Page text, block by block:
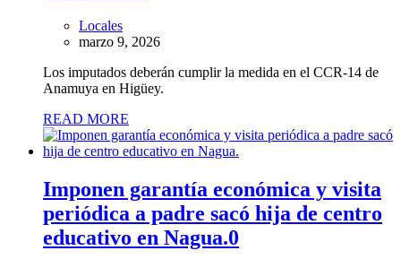
Locales
marzo 9, 2026
Los imputados deberán cumplir la medida en el CCR-14 de
Anamuya en Higüey.
READ MORE
Imponen garantía económica y visita
periódica a padre sacó hija de centro
educativo en Nagua.0